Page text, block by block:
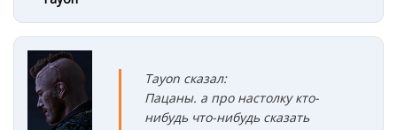
Tayon сказал:
Пацаны. а про настолку кто-
нибудь что-нибудь сказать